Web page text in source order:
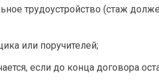
трудоустройство (стаж
или поручителей;
если до конца договора